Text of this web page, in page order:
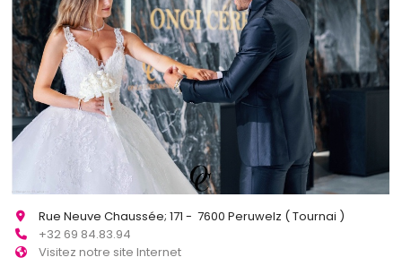
Rue Neuve Chaussée; 171 - 7600 Peruwelz ( Tournai )
+32 69 84.83.94
Visitez notre site Internet